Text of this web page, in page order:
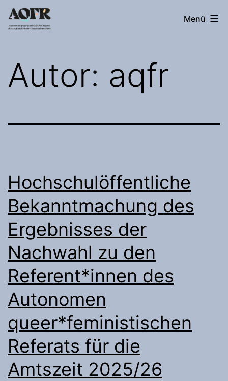
Zum
Inhalt
Autonomes
Menü
Autor: aqfr
Hochschulöffentliche
Bekanntmachung des
Ergebnisses der
Nachwahl zu den
Referent*innen des
Autonomen
queer*feministischen
Referats für die
Amtszeit 2025/26